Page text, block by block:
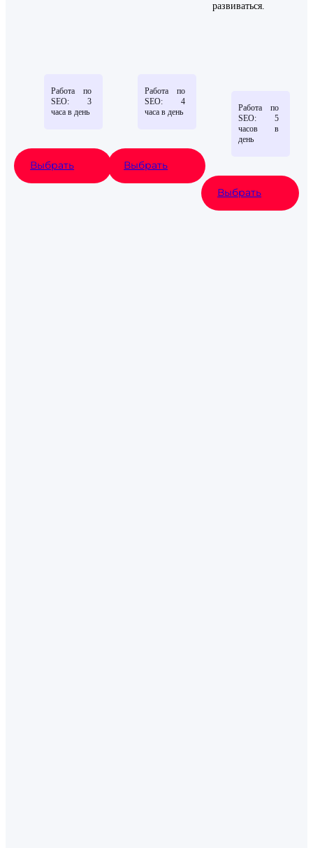
Работа по
SEO: 3
часа в день
Выбрать
Работа по
SEO: 4
часа в день
Выбрать
развиваться.
Работа по
SEO: 5
часов в
день
Выбрать